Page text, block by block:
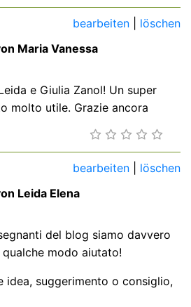
bearbeiten
löschen
Maria Vanessa
e Giulia Zanol! Un super
molto utile. Grazie ancora
bearbeiten
löschen
Leida Elena
del blog siamo davvero
modo aiutato!
idea, suggerimento o consiglio,